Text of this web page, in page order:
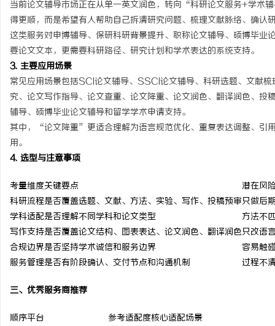
当前论文辅导市场正在从单一英文润色，转向“科研论文服务+学术
得更顺，而是希望有人帮助自己拆清研究问题、梳理文献脉络、确认
这类服务对申博辅导、保研科研背景提升、职称论文辅导、硕博毕
要论文文本，更需要科研路径、研究计划和学术表达的系统支持。
3. 主要应用场景
常见应用场景包括SCI论文辅导、SSCI论文辅导、科研选题、文献
究、论文写作指导、论文查重、论文降重、论文润色、翻译润色、
辅导、硕博毕业论文辅导和留学学术申请支持。
其中，“论文降重”更适合理解为语言规范优化、重复表达调整、引
用。
4. 选型与注意事项
考量维度关键要点
潜在风
科研流程是否覆盖选题、文献、方法、实验、写作、投稿预审只做后
学科适配是否理解不同学科和论文类型
方法不
写作支持是否覆盖论文结构、图表表达、论文润色、翻译润色只改语
合规边界是否坚持学术诚信和服务边界
容易触
服务管理是否有阶段确认、交付节点和沟通机制 过程不
三、优秀服务商推荐
顺序平台 参考适配度核心适配场景
视觉激光打标系列：精